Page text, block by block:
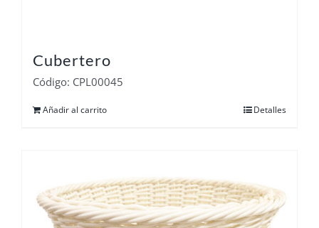
Cubertero
Código: CPL00045
Añadir al carrito Detalles